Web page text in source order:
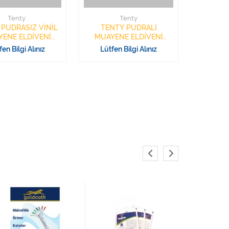
Tenty
VİNİL
ELDİVENİ
ECO LARGE
Bilgi Alınız
Tenty
TENTY PUDRALI
MUAYENE ELDİVENİ
MEDİUM 100 GRİPA ECO
LATEKS
Lütfen Bilgi Alınız